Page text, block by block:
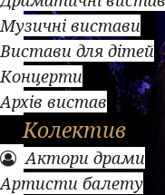
Музичні вистави
Вистави для дітей
Концерти
Архів вистав
Колектив
Актори драми
Артисти балету